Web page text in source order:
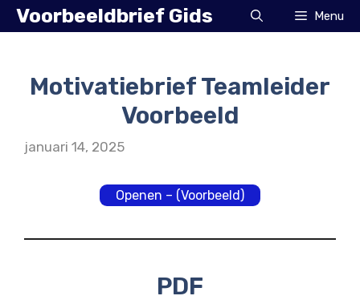
Ga
naar
Voorbeeldbrief Gids Menu
Motivatiebrief Teamleider
Voorbeeld
januari 14, 2025
Openen – (Voorbeeld)
PDF